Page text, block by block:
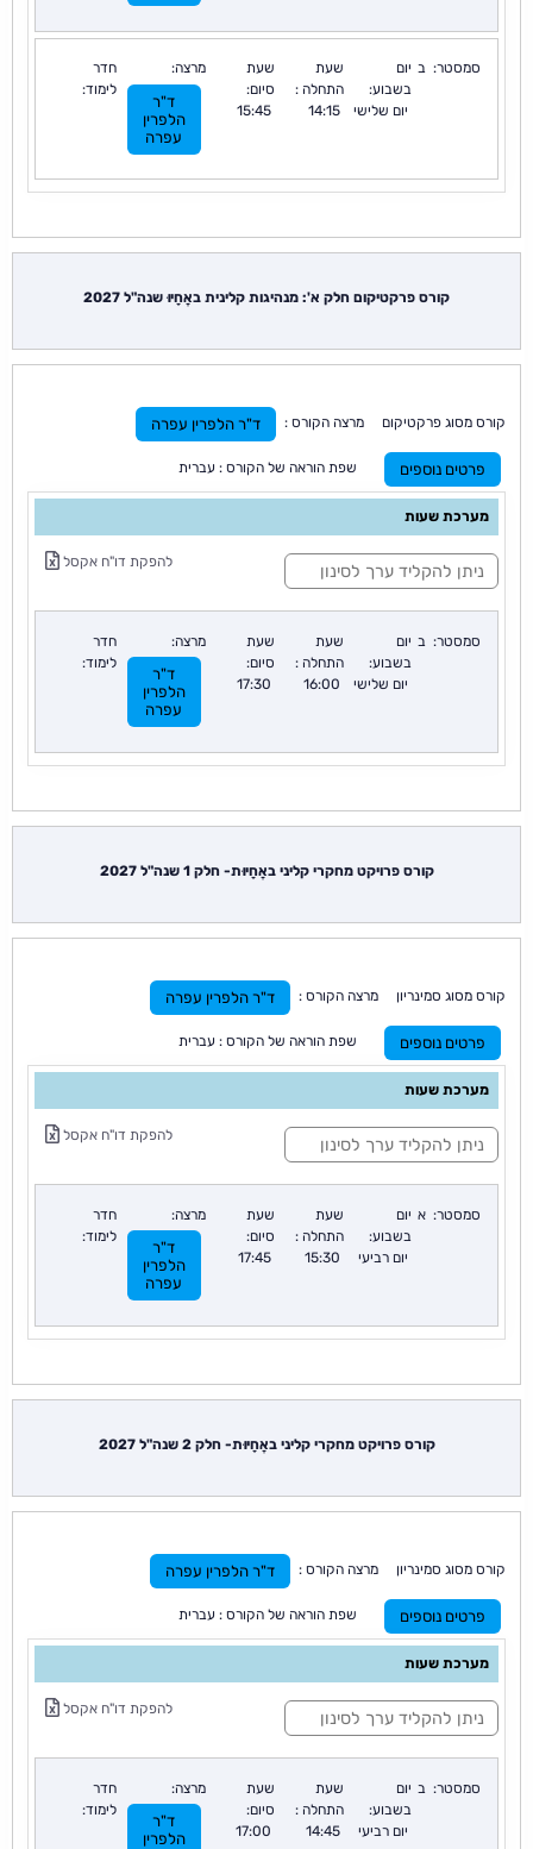
סמסטר: ב יום
בשבוע:
יום שלישי
שעת
התחלה :
14:15
שעת
סיום:
15:45
מרצה:
ד"ר
הלפרין
עפרה
חדר
לימוד:
קורס פרקטיקום חלק א': מנהיגות קלינית באֲחָיוּ שנה"ל 2027
קורס מסוג פרקטיקום מרצה הקורס : ד"ר הלפרין עפרה
פרטים נוספים שפת הוראה של הקורס : עברית
מערכת שעות
ס
נ
ו
להפקת דו"ח אקסל
סמסטר: ב יום
בשבוע:
יום שלישי
שעת
התחלה :
שעת
סיום:
מרצה:
ד"ר
הלפרין
עפרה
חדר
לימוד:
קורס פרויקט מחקרי קליני באֲחָיוּת- חלק 1 שנה"ל 2027
קורס מסוג סמינריון מרצה הקורס : ד"ר הלפרין עפרה
פרטים נוספים שפת הוראה של הקורס : עברית
מערכת שעות
ס
נ
ו
להפקת דו"ח אקסל
סמסטר: א יום
בשבוע:
יום רביעי
שעת
התחלה :
שעת
סיום:
17:45
מרצה:
ד"ר
הלפרין
עפרה
חדר
לימוד:
קורס פרויקט מחקרי קליני באֲחָיוּת- חלק 2 שנה"ל 2027
קורס מסוג סמינריון מרצה הקורס : ד"ר הלפרין עפרה
פרטים נוספים שפת הוראה של הקורס : עברית
מערכת שעות
ס
נ
ו
להפקת דו"ח אקסל
סמסטר: ב יום
בשבוע:
יום רביעי
שעת
התחלה :
14:45
שעת
סיום:
מרצה:
ד"ר
הלפרין
חדר
לימוד: